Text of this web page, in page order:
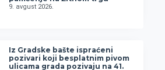
9. avgust 2026.
Iz Gradske bašte ispraćeni
pozivari koji besplatnim pivom
ulicama grada pozivaju na 41.